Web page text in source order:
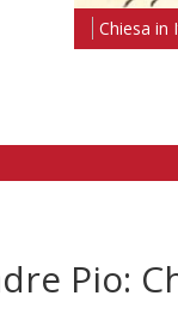
Chiesa in
Pio: